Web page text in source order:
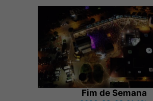
Fim de Semana